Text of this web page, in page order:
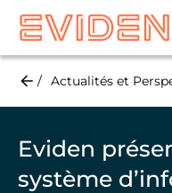
Skip
main
Actualités et
Eviden
système